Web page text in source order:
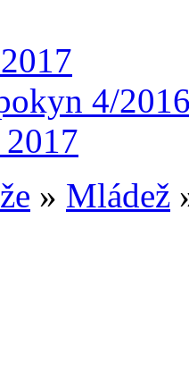
4/
» Mládež